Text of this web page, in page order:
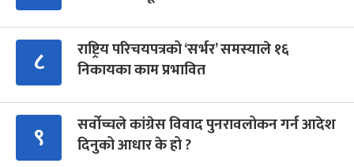
८
राष्ट्रिय परिचयपत्रको ‘सर्भर’ समस्याले १६
निकायका काम प्रभावित
९
सर्वोच्चले कांग्रेस विवाद पुनरावलोकन गर्न आदेश
दिनुको आधार के हो ?